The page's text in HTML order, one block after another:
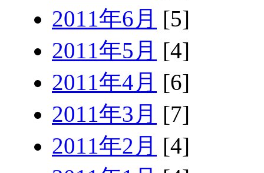
2011年6月 [5]
2011年5月 [4]
2011年4月 [6]
2011年3月 [7]
2011年2月 [4]